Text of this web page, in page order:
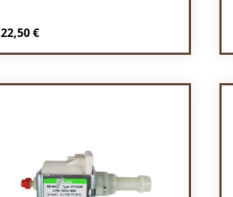
Regulärer Preis:
22,50 €